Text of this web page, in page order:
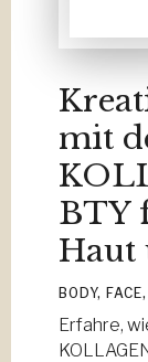
mit
BTY
Haut
BODY, FACE,
Erfahre,